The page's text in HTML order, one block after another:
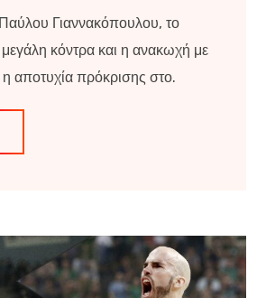
Γιαννακόπουλου, το
κόντρα και η ανακωχή με
αποτυχία πρόκρισης στο.